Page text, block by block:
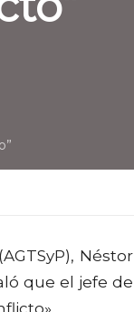
Néstor
que el jefe de